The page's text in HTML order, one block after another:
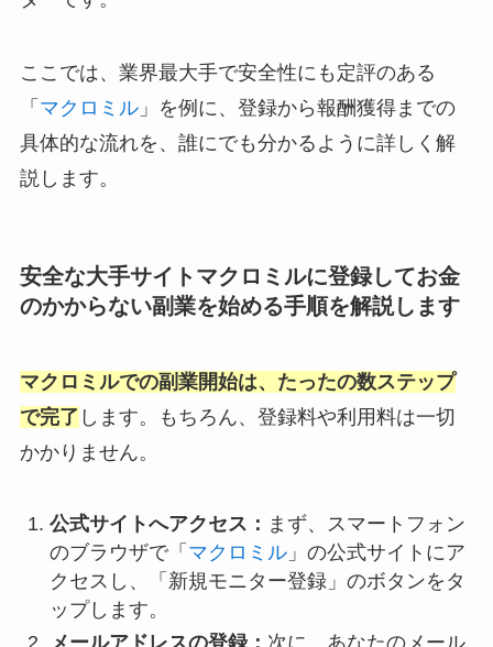
ここでは、業界最大手で安全性にも定評のある
「 マクロミル」を例に、登録から報酬獲得までの
具体的な流れを、誰にでも分かるように詳しく解
説します。
安全な大手サイトマクロミルに登録してお金
のかからない副業を始める手順を解説します
マクロミルでの副業開始は、たったの数ステップ
で完了 します。もちろん、登録料や利用料は一切
かかりません。
公式サイトへアクセス： まず、スマートフォン
のブラウザで「 マクロミル」の公式サイトにア
クセスし、「新規モニター登録」のボタンをタ
ップします。